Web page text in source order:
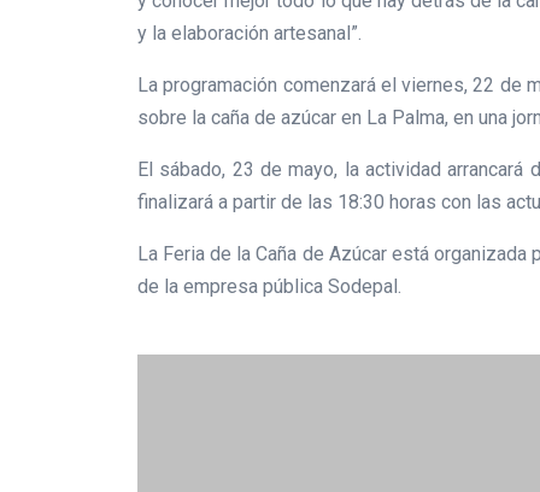
y la elaboración artesanal”.
La programación comenzará el viernes, 22 de
sobre la caña de azúcar en La Palma, en una
El sábado, 23 de mayo, la actividad
finalizará a partir de las 18:30 horas con las
La Feria de la Caña de Azúcar está
de la empresa pública Sodepal.